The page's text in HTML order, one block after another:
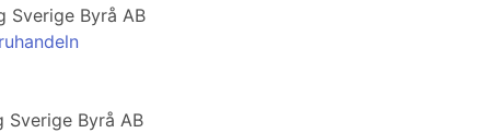
Sverige Byrå AB
Sverige Byrå AB